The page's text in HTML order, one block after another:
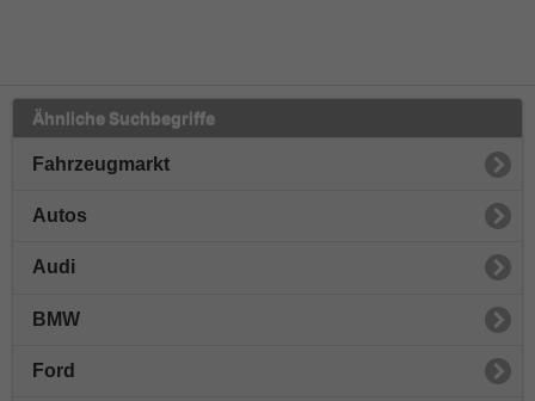
Ähnliche Suchbegriffe
Fahrzeugmarkt
Autos
Audi
BMW
Ford